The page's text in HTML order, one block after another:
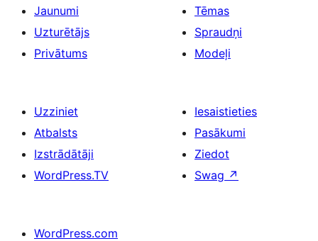
Jaunumi
Uzturētājs
Privātums
Tēmas
Spraudņi
Modeļi
Uzziniet
Atbalsts
Izstrādātāji
WordPress.TV
Iesaistieties
Pasākumi
Ziedot
Swag ↗
WordPress.com